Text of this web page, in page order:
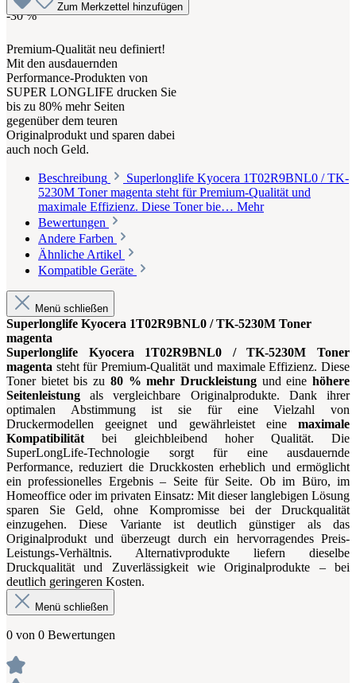
-30%
Zum Merkzettel hinzufügen
Premium-Qualität neu definiert!
Mit den ausdauernden
Performance-Produkten von
SUPER LONGLIFE drucken Sie
bis zu 80% mehr Seiten
gegenüber dem teuren
Originalprodukt und sparen dabei
auch noch Geld.
Beschreibung
Superlonglife Kyocera 1T02R9BNL0 / TK-
5230M Toner magenta steht für Premium-Qualität und
maximale Effizienz. Diese Toner bie… Mehr
Bewertungen
Andere Farben
Ähnliche Artikel
Kompatible Geräte
Menü schließen
Superlonglife Kyocera 1T02R9BNL0 / TK-5230M Toner
magenta
Superlonglife Kyocera 1T02R9BNL0 / TK-5230M Toner
magenta steht für Premium-Qualität und maximale Effizienz. Diese
Toner bietet bis zu 80 % mehr Druckleistungund einehöhere
Seitenleistung als vergleichbare Originalprodukte. Dank ihrer
optimalen Abstimmung ist sie für eine Vielzahl von
Druckermodellen geeignet und gewährleistet eine maximale
Kompatibilitätbei gleichbleibend hoher Qualität. Die
SuperLongLife-Technologie sorgt für eine ausdauernde
Performance, reduziert die Druckkosten erheblich und ermöglicht
ein professionelles Ergebnis – Seite für Seite. Ob im Büro, im
Homeoffice oder im privaten Einsatz: Mit dieser langlebigen Lösung
sparen Sie Geld, ohne Kompromisse bei der Druckqualität
einzugehen. Diese Variante ist deutlich günstiger als das
Originalprodukt und überzeugt durch ein hervorragendes Preis-
Leistungs-Verhältnis. Alternativprodukte liefern dieselbe
Druckqualität und Zuverlässigkeit wie Originalprodukte – bei
deutlich geringeren Kosten.
Menü schließen
0 von 0 Bewertungen